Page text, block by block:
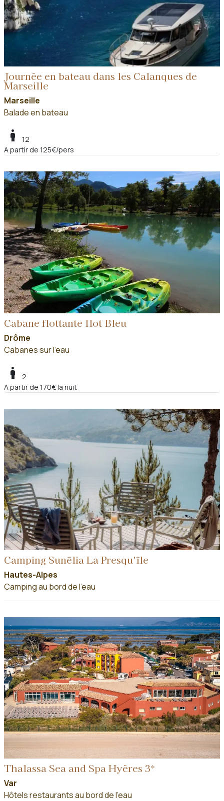
Journée en bateau dans les Calanques de
Marseille
Marseille
Balade en bateau
boy
12
A partir de 125€/pers
Cabane flottante Ilot Bleu
Drôme
Cabanes sur l'eau
boy
2
A partir de 170€ la nuit
Camping Sunêlia La Presqu'île
Hautes-Alpes
Camping au bord de l'eau
Thalassa Sea and Spa Hyères 3*
Var
Hôtels restaurants au bord de l'eau